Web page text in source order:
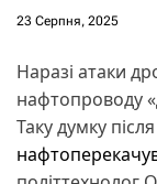
23 Серпня, 2025
Наразі атаки
нафтопроводу
Таку думку після